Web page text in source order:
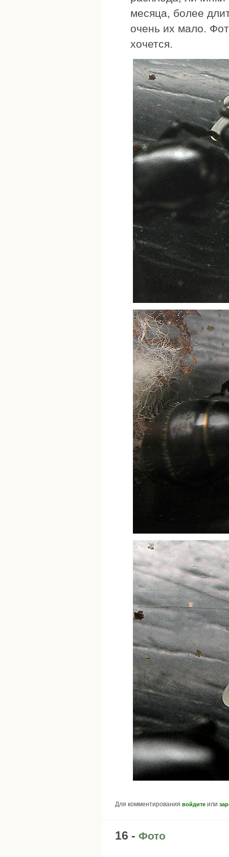
месяца, более
очень их мало.
хочется.
Для комментирования войдите или
16 - Фото